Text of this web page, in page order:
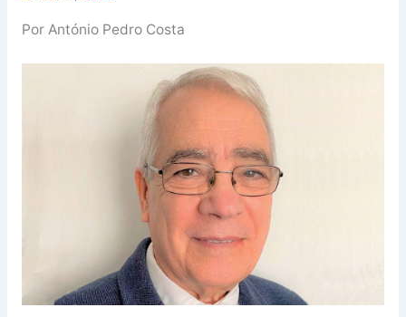
Por António Pedro Costa